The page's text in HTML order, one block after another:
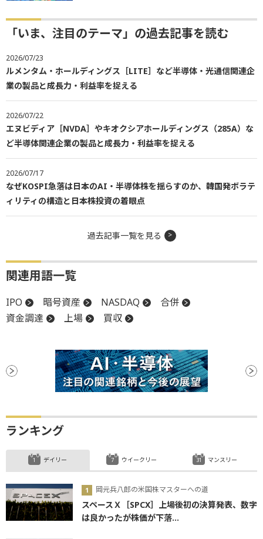
「いま、注目のテーマ」の過去記事を読む
2026/07/23
ルメンタム・ホールディングス［LITE］など半導体・光通信関連企
業の製品と成長力・利益率を捉える
2026/07/22
エヌビディア［NVDA］やキオクシアホールディングス（285A）な
ど半導体関連企業の製品と成長力・利益率を捉える
2026/07/17
なぜKOSPI急落は日本のAI・半導体株を揺らすのか、韓国発ボラテ
ィリティの構造と日本株投資の着眼点
過去記事一覧を見る
関連用語一覧
IPO 暗号資産 NASDAQ
合併
資金調達
上場 買収
ランキング
デイリー
岡元兵八郎の米国株マスターへの道
スペースＸ［SPCX］上場後初の決算発表、数字
は良かったが株価が下落...
ウイークリー マンスリー